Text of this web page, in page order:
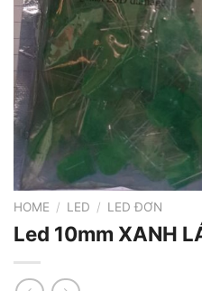
HOME / LED / LED ĐƠN
Led 10mm XANH